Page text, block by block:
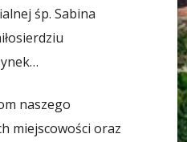
śp. Sabina
naszego
miejscowości oraz